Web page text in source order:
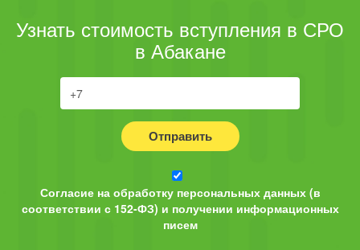
Узнать стоимость вступления в СРО
в Абакане
Отправить
Согласие на обработку персональных данных (в
соответствии с 152-ФЗ) и получении информационных
писем